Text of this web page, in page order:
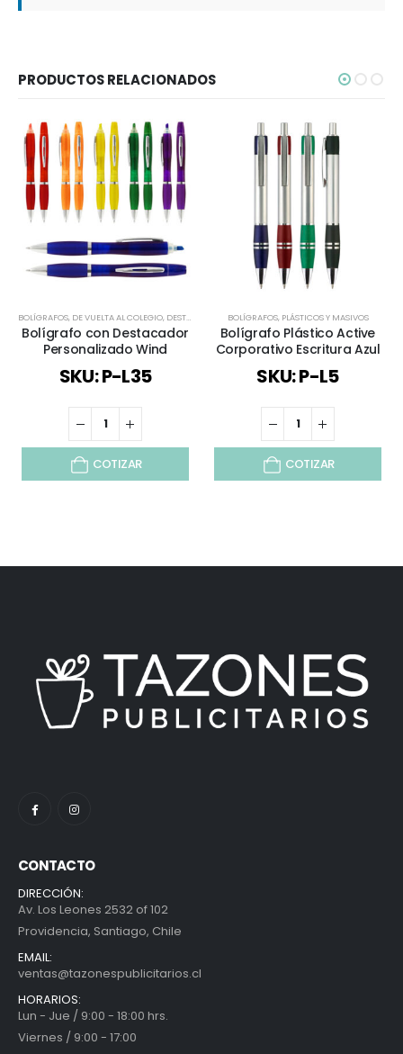
PRODUCTOS RELACIONADOS
BOLÍGRAFOS, DE VUELTA AL COLEGIO, DESTACADORES Y FUNCIONALES ,PLÁSTICOS Y MASIVOS
Bolígrafo con Destacador
Personalizado Wind
SKU: P-L35
COTIZAR
BOLÍGRAFOS, PLÁSTICOS Y MASIVOS
Bolígrafo Plástico Active
Corporativo Escritura Azul
SKU: P-L5
COTIZAR
CONTACTO
DIRECCIÓN:
Av. Los Leones 2532 of 102
Providencia, Santiago, Chile
EMAIL:
ventas@tazonespublicitarios.cl
HORARIOS:
Lun - Jue / 9:00 - 18:00 hrs.
Viernes / 9:00 - 17:00